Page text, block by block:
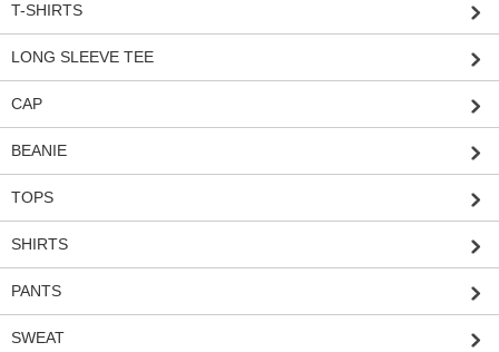
T-SHIRTS
LONG SLEEVE TEE
CAP
BEANIE
TOPS
SHIRTS
PANTS
SWEAT